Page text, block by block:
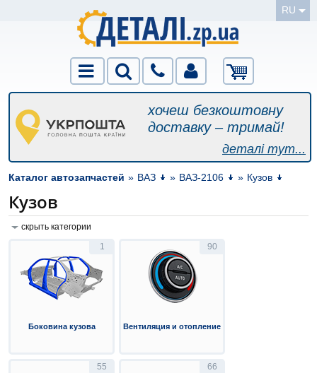
RU
хочеш безкоштовну
доставку – тримай!
деталі тут...
Каталог автозапчастей » ВАЗ » ВАЗ-2106 » Кузов
Кузов
скрыть категории
1
Боковина кузова
90
Вентиляция и отопление
55 66